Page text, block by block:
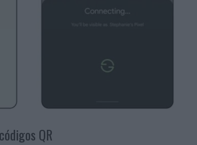
QR